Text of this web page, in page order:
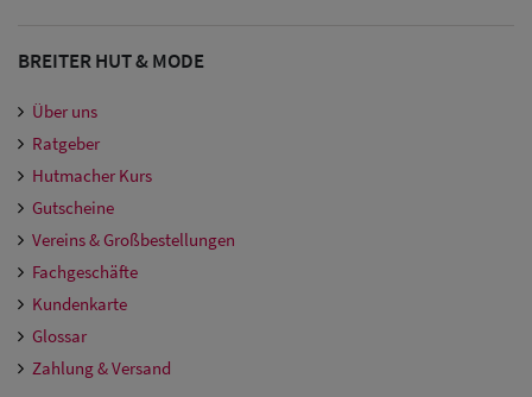
BREITER HUT & MODE
Über uns
Ratgeber
Hutmacher Kurs
Gutscheine
Vereins & Großbestellungen
Fachgeschäfte
Kundenkarte
Glossar
Zahlung & Versand